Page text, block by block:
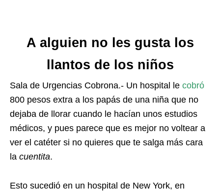
A alguien no les gusta los
llantos de los niños
Sala de Urgencias Cobrona.- Un hospital le cobró
800 pesos extra a los papás de una niña que no
dejaba de llorar cuando le hacían unos estudios
médicos, y pues parece que es mejor no voltear a
ver el catéter si no quieres que te salga más cara
la cuentita.
Esto sucedió en un hospital de New York, en